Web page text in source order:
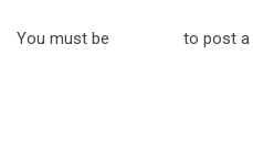
You must be to post a